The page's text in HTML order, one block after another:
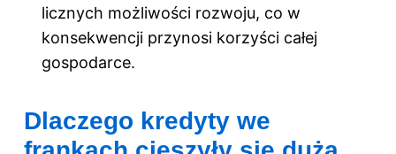
licznych możliwości rozwoju, co w
konsekwencji przynosi korzyści całej
gospodarce.
Dlaczego kredyty we